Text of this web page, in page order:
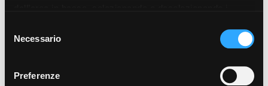
prosegui” o decidere di accettare tutti i cookie, cliccando
sul pulsante “Accetta tutti i cookie”. Cliccando sul tasto
unicamente i cookie necessari alla navigazione. Per
delNecessario
Preferenze
404